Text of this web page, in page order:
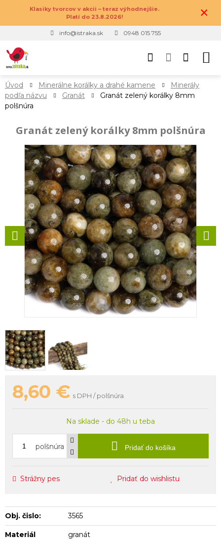
Klasiky tvorcov v akcii – teraz výhodnejšie.
Platí do 23.8.2026!
×
info@istraka.sk 0948 015 755
Úvod Minerálne korálky a drahé kamene
Minerály
podľa názvu
Granát
Granát zelený korálky 8mm
polšnúra
Granát zelený korálky 8mm polšnúra
8,60 € s DPH / polšnúra
Na sklade - do 48h u teba
polšnúra Pridať do košíka
Strážny pes Pridať do wishlistu
Obj. čislo: 3565
Materiál granát